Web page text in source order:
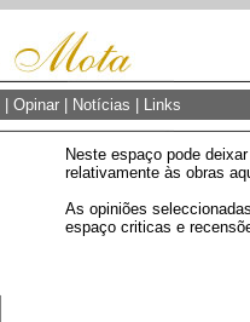
Opinar| Notícias Links
Neste espaço pode
relativamente às obras
As opiniões
espaço criticas e